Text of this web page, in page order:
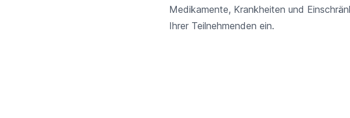
Medikamente, Krankheiten und
Ihrer Teilnehmenden ein.